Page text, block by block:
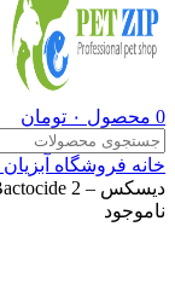
0 محصول ۰ تومان
خانه فروشگاه آبزیان
دیسکس – DISCUS Bactocide 2
ناموجود